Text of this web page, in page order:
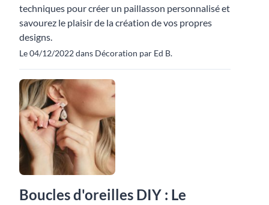
techniques pour créer un paillasson personnalisé et
savourez le plaisir de la création de vos propres
designs.
Le 04/12/2022 dans Décoration par Ed B.
Boucles d'oreilles DIY : Le